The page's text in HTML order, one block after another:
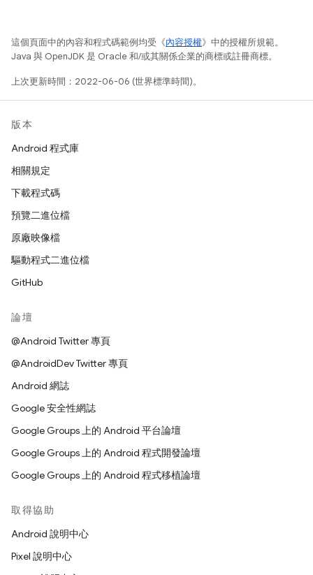
這個頁面中的內容和程式碼範例均受《內容授權》中的授權所規範。
Java 與 OpenJDK 是 Oracle 和/或其關係企業的商標或註冊商標。
上次更新時間：2022-06-06 (世界標準時間)。
版本
Android 程式庫
相關規定
下載程式碼
預覽二進位檔
原廠映像檔
驅動程式二進位檔
GitHub
論壇
@Android Twitter 專頁
@AndroidDev Twitter 專頁
Android 網誌
Google 安全性網誌
Google Groups 上的 Android 平台論壇
Google Groups 上的 Android 程式開發論壇
Google Groups 上的 Android 程式移植論壇
取得協助
Android 說明中心
Pixel 說明中心